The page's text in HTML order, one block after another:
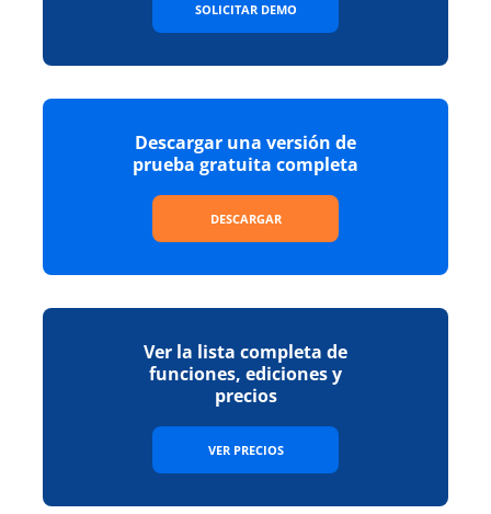
SOLICITAR DEMO
Descargar una versión de
prueba gratuita completa
DESCARGAR
Ver la lista completa de
funciones, ediciones y
precios
VER PRECIOS